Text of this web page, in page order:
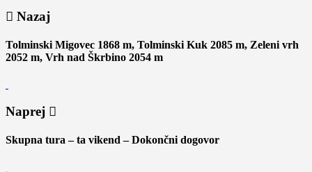
Nazaj
Tolminski Migovec 1868 m, Tolminski Kuk 2085 m, Zeleni vrh
2052 m, Vrh nad Škrbino 2054 m
Naprej
Skupna tura – ta vikend – Dokončni dogovor